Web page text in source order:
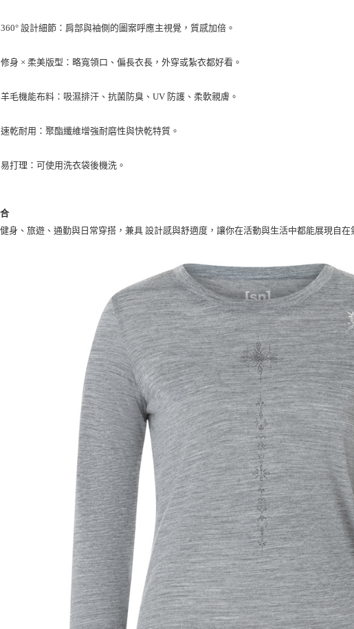
360° 設計細節 ：肩部與袖側的圖案呼應主視覺，質感加倍。
修身 × 柔美版型 ：略寬領口、偏長衣長，外穿或紮衣都好看。
羊毛機能布料 ：吸濕排汗、抗菌防臭、UV 防護、柔軟親膚。
速乾耐用 ：聚酯纖維增強耐磨性與快乾特質。
易打理 ：可使用洗衣袋後機洗。
身、旅遊、通勤與日常穿搭，兼具設計感與舒適度 ，讓你在活動與生活中都能展現自在